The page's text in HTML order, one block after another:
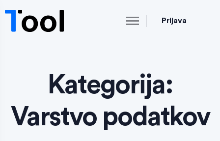
Prijava
Kategorija:
Varstvo podatkov